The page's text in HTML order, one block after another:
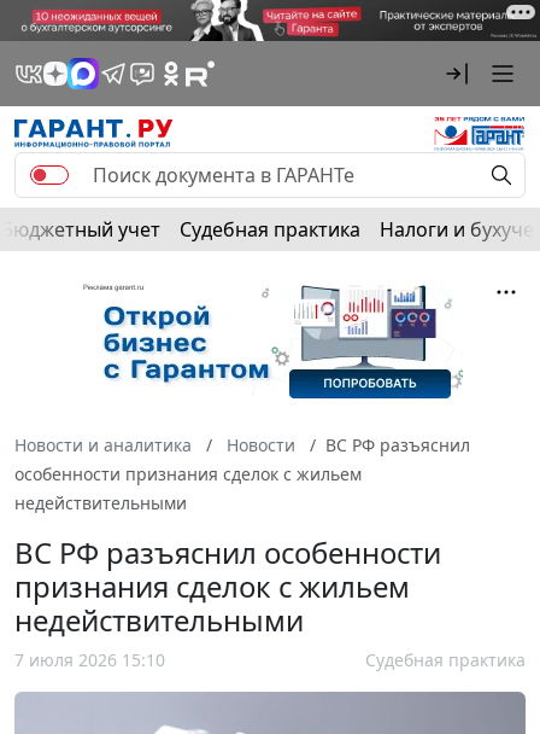
Бюджетный учет Судебная практика Налоги и
Новости и аналитика Новости
ВС РФ разъяснил
особенности признания сделок с жильем
недействительными
ВС РФ разъяснил особенности
признания сделок с жильем
недействительными
7 июля 2026 15:10 Судебная практика